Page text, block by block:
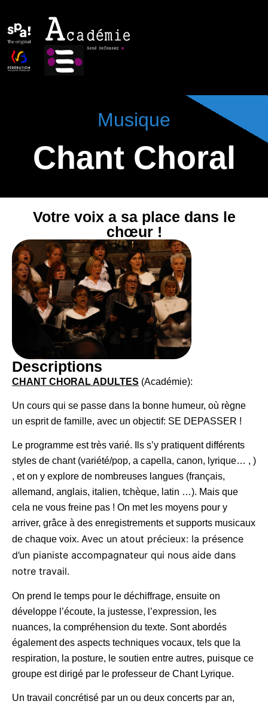
Musique
Chant Choral
Votre voix a sa place dans le
chœur !
Descriptions
CHANT CHORAL ADULTES (Académie):
Un cours qui se passe dans la bonne humeur, où règne
un esprit de famille, avec un objectif: SE DEPASSER !
Le programme est très varié. Ils s’y pratiquent différents
styles de chant (variété/pop, a capella, canon, lyrique… , )
, et on y explore de nombreuses langues (français,
allemand, anglais, italien, tchèque, latin …). Mais que
cela ne vous freine pas ! On met les moyens pour y
arriver, grâce à des enregistrements et supports musicaux
de chaque voix. Avec un atout précieux: la présence
d’un pianiste accompagnateur qui nous aide dans
notre travail.
On prend le temps pour le déchiffrage, ensuite on
développe l’écoute, la justesse, l’expression, les
nuances, la compréhension du texte. Sont abordés
également des aspects techniques vocaux, tels que la
respiration, la posture, le soutien entre autres, puisque ce
groupe est dirigé par le professeur de Chant Lyrique.
Un travail concrétisé par un ou deux concerts par an,